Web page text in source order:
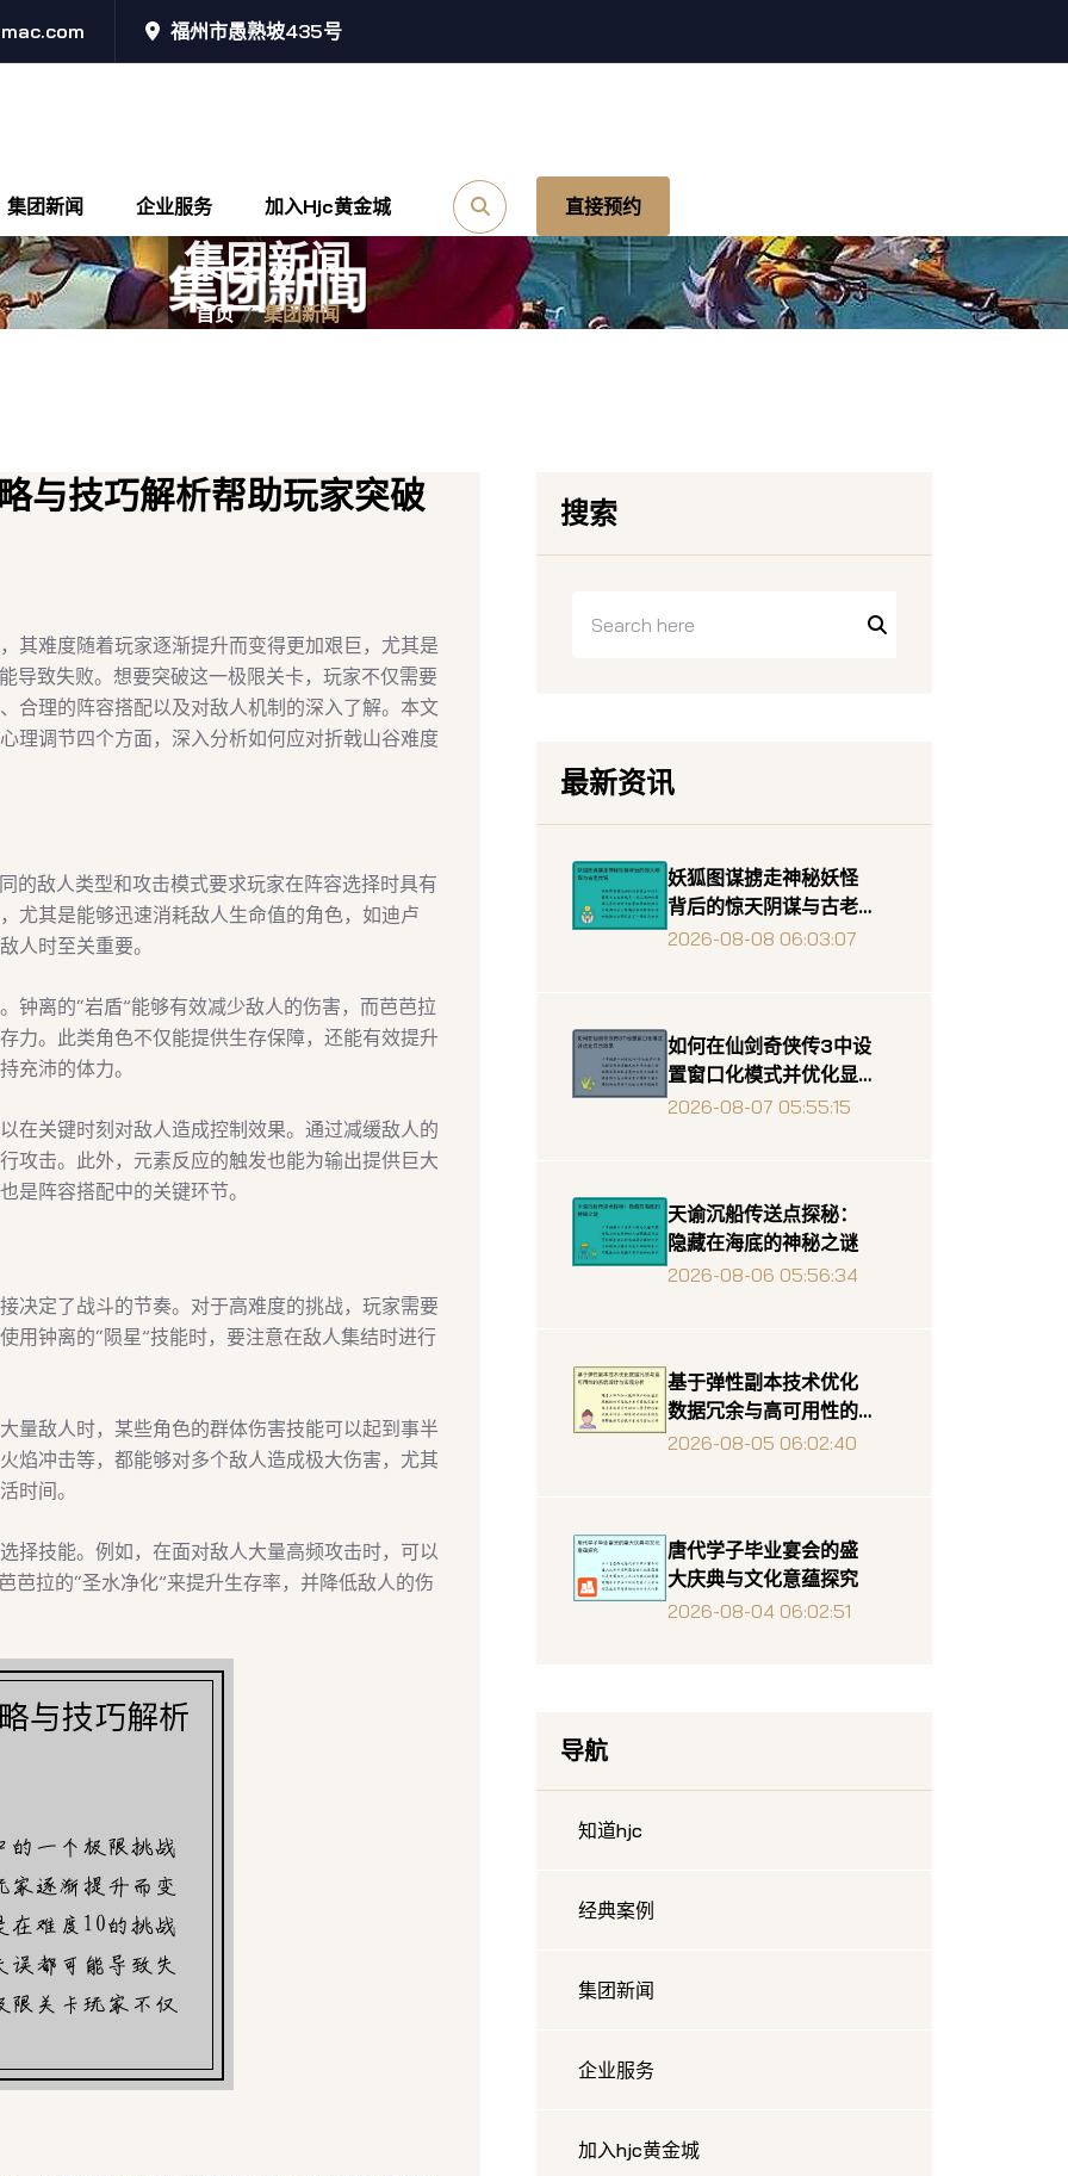
福州市愚熟坡435号
集团新闻 企业服务 加入hjc黄金城 直接预约
集团新闻
首页 集团新闻
与技巧解析帮助玩家突破
其难度随着玩家逐渐提升而变得更加艰巨，尤其是
导致失败。想要突破这一极限关卡，玩家不仅需要
合理的阵容搭配以及对敌人机制的深入了解。本文
理调节四个方面，深入分析如何应对折戟山谷难度
的敌人类型和攻击模式要求玩家在阵容选择时具有
尤其是能够迅速消耗敌人生命值的角色，如迪卢
人时至关重要。
钟离的“岩盾”能够有效减少敌人的伤害，而芭芭拉
力。此类角色不仅能提供生存保障，还能有效提升
充沛的体力。
在关键时刻对敌人造成控制效果。通过减缓敌人的
攻击。此外，元素反应的触发也能为输出提供巨大
是阵容搭配中的关键环节。
决定了战斗的节奏。对于高难度的挑战，玩家需要
用钟离的“陨星”技能时，要注意在敌人集结时进行
量敌人时，某些角色的群体伤害技能可以起到事半
焰冲击等，都能够对多个敌人造成极大伤害，尤其
时间。
择技能。例如，在面对敌人大量高频攻击时，可以
芭拉的“圣水净化”来提升生存率，并降低敌人的伤
搜索
最新资讯
妖狐图谋掳走神秘妖怪
背后的惊天阴谋与古老
传说
2026-08-08 06:03:07
如何在仙剑奇侠传3中设
置窗口化模式并优化显
示效果
2026-08-07 05:55:15
天谕沉船传送点探秘：
隐藏在海底的神秘之谜
2026-08-06 05:56:34
基于弹性副本技术优化
数据冗余与高可用性的
系统设计与实现分析
2026-08-05 06:02:40
唐代学子毕业宴会的盛
大庆典与文化意蕴探究
2026-08-04 06:02:51
导航
知道hjc
经典案例
集团新闻
企业服务
加入hjc黄金城